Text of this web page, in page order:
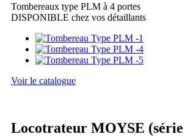
Tombereaux type PLM à 4 portes
DISPONIBLE chez vos détaillants
Voir le catalogue
Locotrateur MOYSE (série